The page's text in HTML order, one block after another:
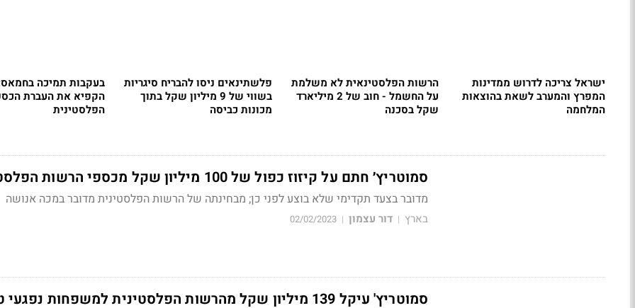
ישראל צריכה לדרוש ממדינות
המפרץ והמערב לשאת בהוצאות
המלחמה
הרשות הפלסטינאית לא משלמת
על החשמל - חוב של 2 מיליארד
שקל בסכנה
פלשתינאים ניסו להבריח סיגריות
בשווי של 9 מיליון שקל בתוך
מכונות כביסה
בעקבות תמיכה
הקפיא את העברת
הפלסטינית
סמוטריץ׳ חתם על קיזוז כפול של 100 מיליון שקל מכספי הרשות הפלסטינית
מדובר בצעד תקדימי שלא בוצע לפני כן; מבחינתה של הרשות הפלסטינית מדובר במכה אנושה
בארץ | דור עצמון |
02/02/2023
סמוטריץ' עיקל 139 מיליון שקל מהרשות הפלסטינית למשפחות נפגעי טרור